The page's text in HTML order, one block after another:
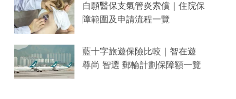
自願醫保支氣管炎索償｜住院保
障範圍及申請流程一覽
藍十字旅遊保險比較｜智在遊
尊尚 智選 郵輪計劃保障額一覽